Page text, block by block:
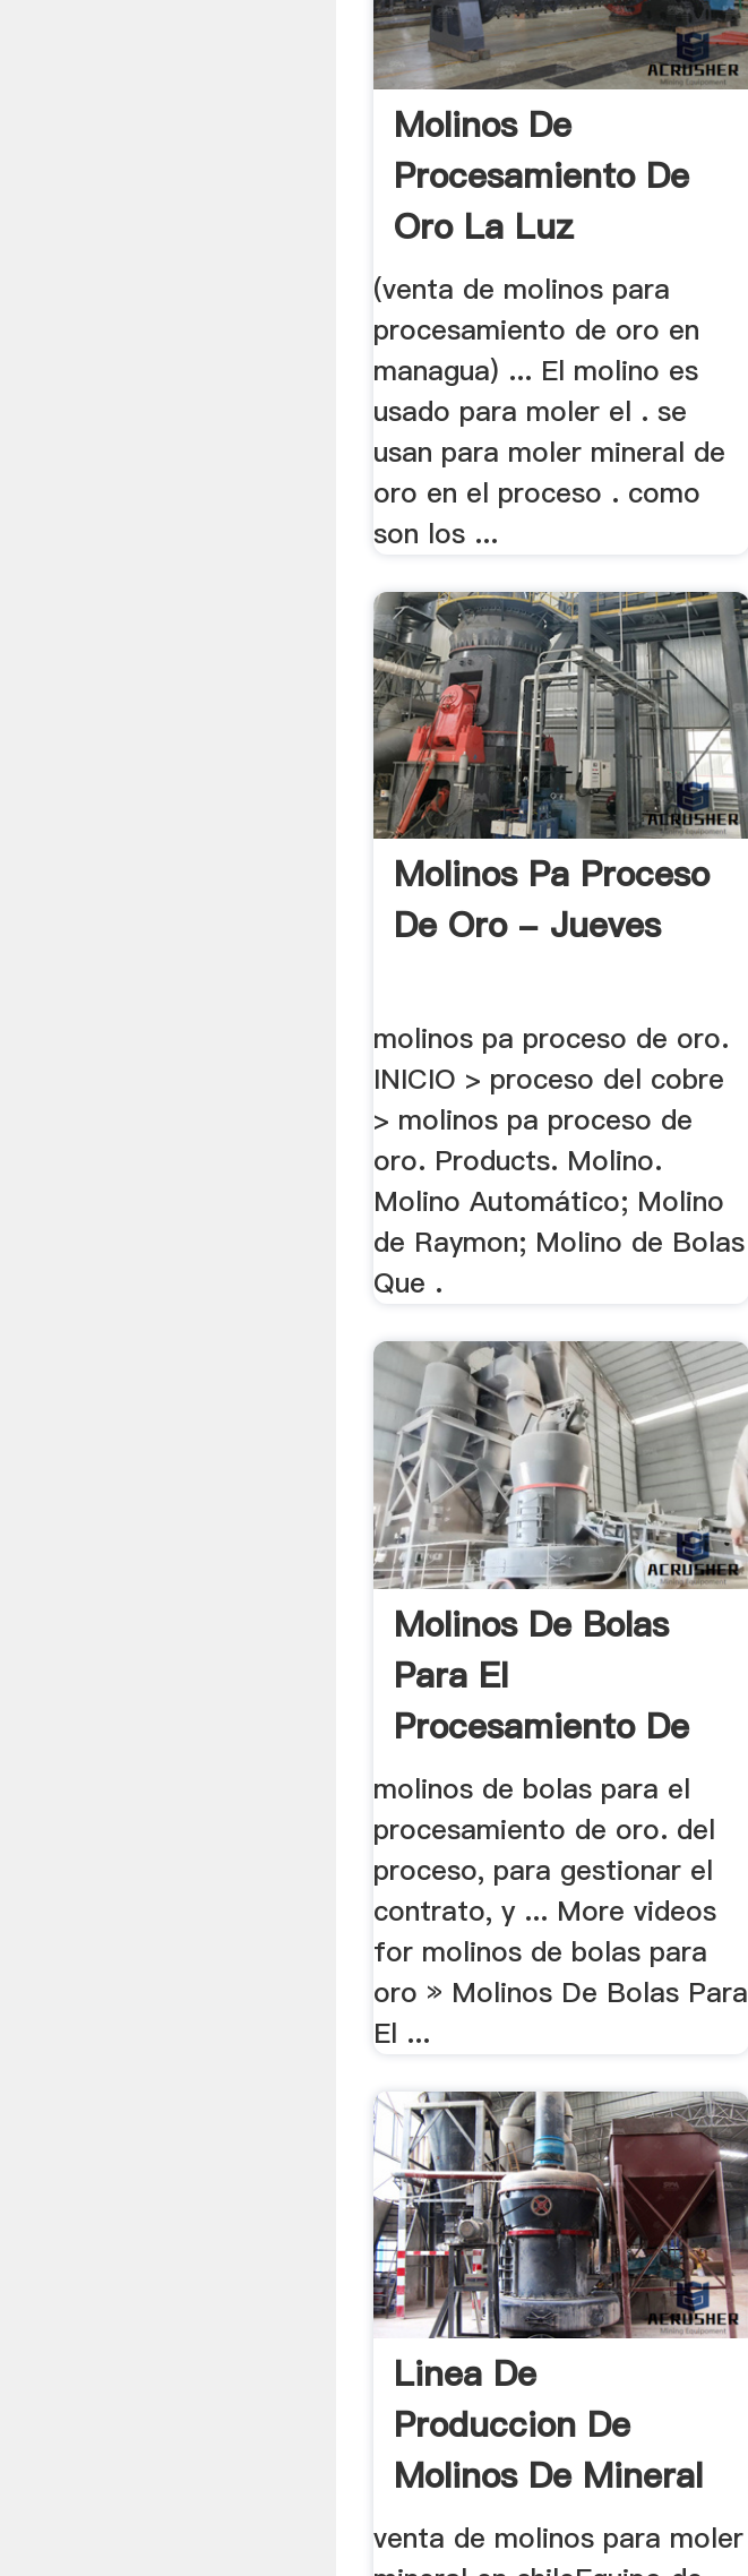
Molinos De
Procesamiento De
Oro La Luz
(venta de molinos para
procesamiento de oro en
managua) ... El molino es
usado para moler el . se
usan para moler mineral de
oro en el proceso . como
son los ...
Molinos Pa Proceso
De Oro - Jueves
molinos pa proceso de oro.
INICIO > proceso del cobre
> molinos pa proceso de
oro. Products. Molino.
Molino Automático; Molino
de Raymon; Molino de Bolas
Que .
Molinos De Bolas
Para El
Procesamiento De
Oro
molinos de bolas para el
procesamiento de oro. del
proceso, para gestionar el
contrato, y ... More videos
for molinos de bolas para
oro » Molinos De Bolas Para
El ...
Linea De
Produccion De
Molinos De Mineral
De Oro .
venta de molinos para moler